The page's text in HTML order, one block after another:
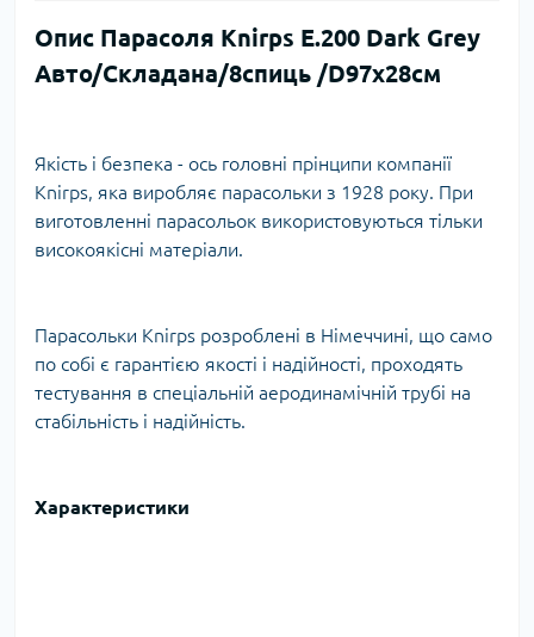
Опис Парасоля Knirps E.200 Dark Grey
Авто/Складана/8спиць /D97x28см
Якість і безпека - ось головні прінципи компанії
Knirps, яка виробляє парасольки з 1928 року. При
виготовленні парасольок використовуються тільки
високоякісні матеріали.
Парасольки Knirps розроблені в Німеччині, що само
по собі є гарантією якості і надійності, проходять
тестування в спеціальній аеродинамічній трубі на
стабільність і надійність.
Характеристики